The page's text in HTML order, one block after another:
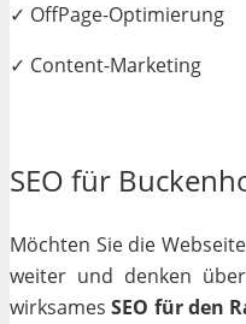
✓ OffPage-Optimierung
✓ Content-Marketing
SEO für
Möchten Sie die
weiter und denken
wirksamesSEO für den